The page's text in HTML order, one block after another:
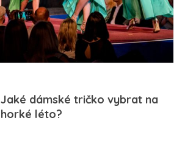
Jaké dámské tričko vybrat na
horké léto?